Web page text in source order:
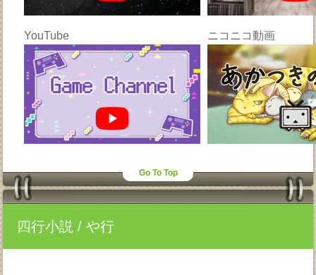
YouTube ニコニコ動画
Go To Top
四行小説 / や行